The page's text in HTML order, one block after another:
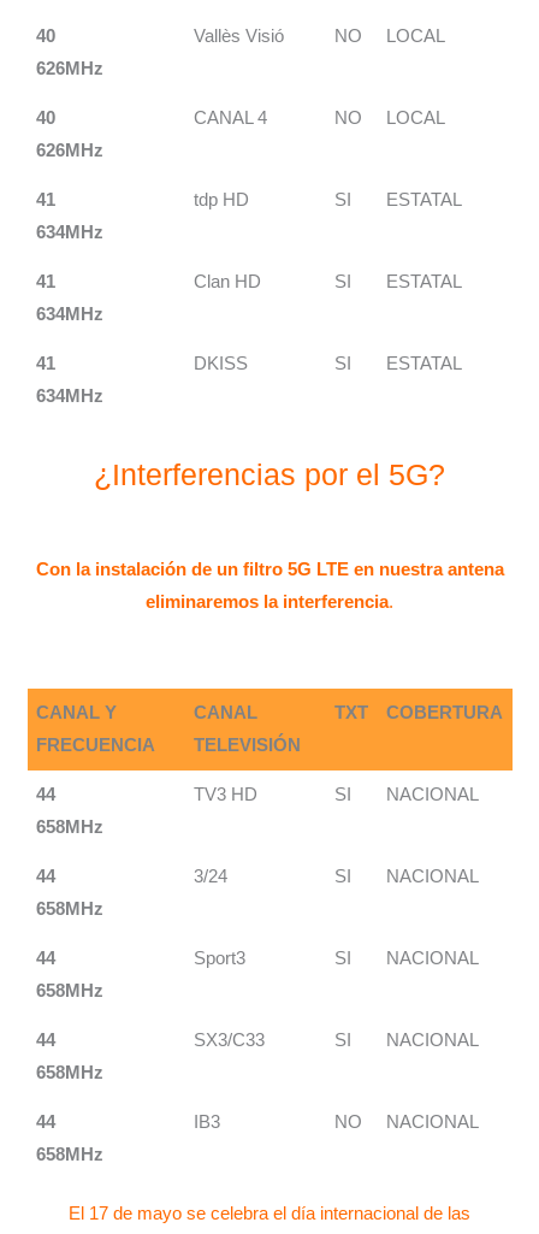
40
626MHz
Vallès Visió NO LOCAL
40
626MHz
CANAL 4 NO LOCAL
41
634MHz
tdp HD SI ESTATAL
41
634MHz
Clan HD SI ESTATAL
41
634MHz
DKISS SI ESTATAL
¿Interferencias por el 5G?
Con la instalación de un filtro 5G LTE en nuestra antena
eliminaremos la interferencia.
CANAL Y
FRECUENCIA
CANAL
TELEVISIÓN
TXT COBERTURA
44
658MHz
TV3 HD SI NACIONAL
44
658MHz
3/24 SI NACIONAL
44
658MHz
Sport3 SI NACIONAL
44
658MHz
SX3/C33 SI NACIONAL
44
658MHz
IB3 NO NACIONAL
El 17 de mayo se celebra el día internacional de las